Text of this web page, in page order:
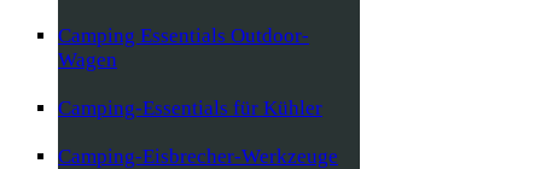
Camping Essentials Outdoor-
Wagen
Camping-Essentials für Kühler
Camping-Eisbrecher-Werkzeuge